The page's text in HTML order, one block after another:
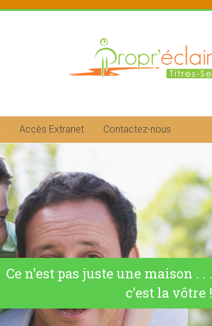
Accès Extranet Contactez-nous
Ce n'est pas juste une maison . . .
c'est la vôtre !